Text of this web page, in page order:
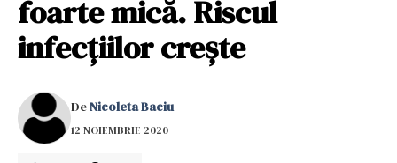
foarte mică. Riscul
infecţiilor creşte
DeNicoleta Baciu
12 NOIEMBRIE 2020